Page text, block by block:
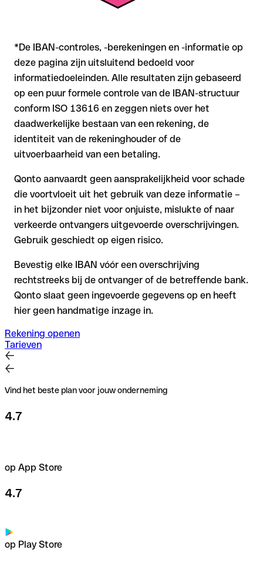
*De IBAN-controles, -berekeningen en -informatie op
deze pagina zijn uitsluitend bedoeld voor
informatiedoeleinden. Alle resultaten zijn gebaseerd
op een puur formele controle van de IBAN-structuur
conform ISO 13616 en zeggen niets over het
daadwerkelijke bestaan van een rekening, de
identiteit van de rekeninghouder of de
uitvoerbaarheid van een betaling.
Qonto aanvaardt geen aansprakelijkheid voor schade
die voortvloeit uit het gebruik van deze informatie –
in het bijzonder niet voor onjuiste, mislukte of naar
verkeerde ontvangers uitgevoerde overschrijvingen.
Gebruik geschiedt op eigen risico.
Bevestig elke IBAN vóór een overschrijving
rechtstreeks bij de ontvanger of de betreffende bank.
Qonto slaat geen ingevoerde gegevens op en heeft
hier geen handmatige inzage in.
Rekening openen
Tarieven
Vind het beste plan voor jouw onderneming
4.7
op App Store
4.7
op Play Store